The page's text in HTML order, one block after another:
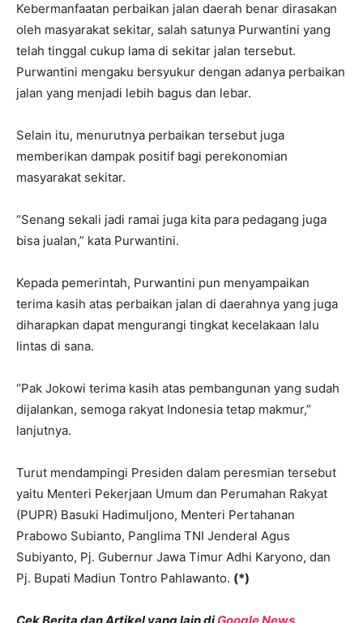
Kebermanfaatan perbaikan jalan daerah benar dirasakan
oleh masyarakat sekitar, salah satunya Purwantini yang
telah tinggal cukup lama di sekitar jalan tersebut.
Purwantini mengaku bersyukur dengan adanya perbaikan
jalan yang menjadi lebih bagus dan lebar.
Selain itu, menurutnya perbaikan tersebut juga
memberikan dampak positif bagi perekonomian
masyarakat sekitar.
“Senang sekali jadi ramai juga kita para pedagang juga
bisa jualan,” kata Purwantini.
Kepada pemerintah, Purwantini pun menyampaikan
terima kasih atas perbaikan jalan di daerahnya yang juga
diharapkan dapat mengurangi tingkat kecelakaan lalu
lintas di sana.
“Pak Jokowi terima kasih atas pembangunan yang sudah
dijalankan, semoga rakyat Indonesia tetap makmur,”
lanjutnya.
Turut mendampingi Presiden dalam peresmian tersebut
yaitu Menteri Pekerjaan Umum dan Perumahan Rakyat
(PUPR) Basuki Hadimuljono, Menteri Pertahanan
Prabowo Subianto, Panglima TNI Jenderal Agus
Subiyanto, Pj. Gubernur Jawa Timur Adhi Karyono, dan
Pj. Bupati Madiun Tontro Pahlawanto. (*)